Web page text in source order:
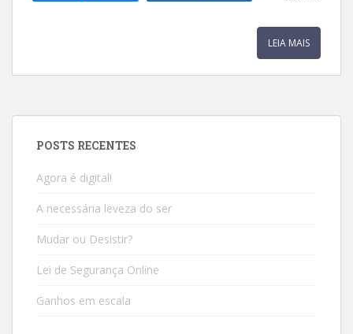
LEIA MAIS
POSTS RECENTES
Agora é digital!
A necessária leveza do ser
Mudar ou Desistir?
Lei de Segurança Online
Ganhos em escala